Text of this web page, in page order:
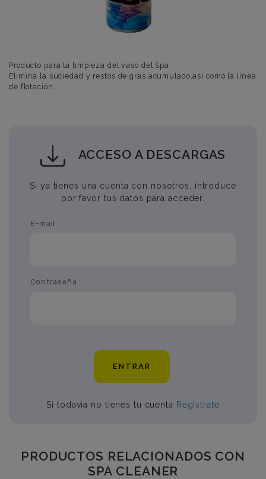
Producto para la limpieza del vaso del Spa.
Elimina la suciedad y restos de gras acumulado,así como la línea
de flotación.
ACCESO A DESCARGAS
Si ya tienes una cuenta con nosotros, introduce
por favor tus datos para acceder.
E-mail
Contraseña
ENTRAR
Si todavia no tienes tu cuenta Regístrate
PRODUCTOS RELACIONADOS CON
SPA CLEANER